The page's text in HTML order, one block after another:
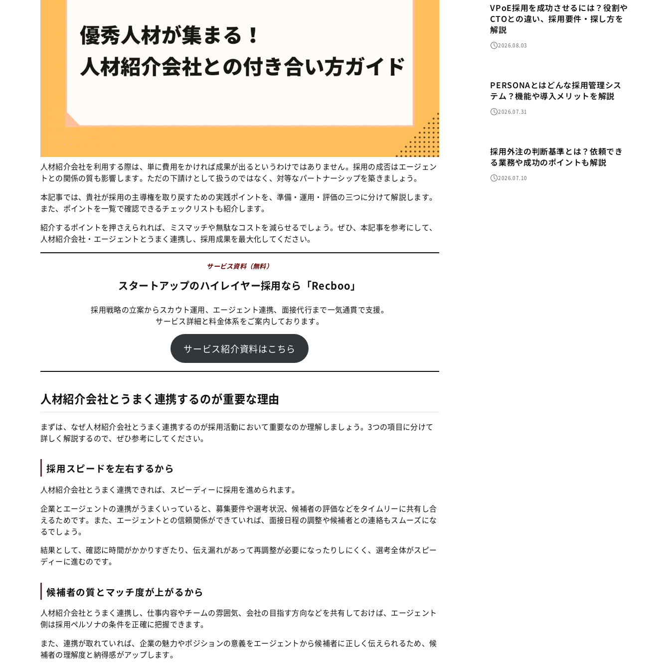
人材紹介会社を利用する際は、単に費用をかければ成果が出るというわけではありません。採用の成否はエージェン
トとの関係の質も影響します。ただの下請けとして扱うのではなく、対等なパートナーシップを築きましょう。
本記事では、貴社が採用の主導権を取り戻すための実践ポイントを、準備・運用・評価の三つに分けて解説します。
また、ポイントを一覧で確認できるチェックリストも紹介します。
紹介するポイントを押さえられれば、ミスマッチや無駄なコストを減らせるでしょう。ぜひ、本記事を参考にして、
人材紹介会社・エージェントとうまく連携し、採用成果を最大化してください。
サービス資料（無料）
スタートアップのハイレイヤー採用なら「Recboo」
採用戦略の立案からスカウト運用、エージェント連携、面接代行まで一気通貫で支援。
サービス詳細と料金体系をご案内しております。
サービス紹介資料はこちら
人材紹介会社とうまく連携するのが重要な理由
まずは、なぜ人材紹介会社とうまく連携するのが採用活動において重要なのか理解しましょう。3つの項目に分けて
詳しく解説するので、ぜひ参考にしてください。
採用スピードを左右するから
人材紹介会社とうまく連携できれば、スピーディーに採用を進められます。
企業とエージェントの連携がうまくいっていると、募集要件や選考状況、候補者の評価などをタイムリーに共有し合
えるためです。また、エージェントとの信頼関係ができていれば、面接日程の調整や候補者との連絡もスムーズにな
るでしょう。
結果として、確認に時間がかかりすぎたり、伝え漏れがあって再調整が必要になったりしにくく、選考全体がスピー
ディーに進むのです。
候補者の質とマッチ度が上がるから
人材紹介会社とうまく連携し、仕事内容やチームの雰囲気、会社の目指す方向などを共有しておけば、エージェント
側は採用ペルソナの条件を正確に把握できます。
また、連携が取れていれば、企業の魅力やポジションの意義をエージェントから候補者に正しく伝えられるため、候
補者の理解度と納得感がアップします。
VPoE採用を成功させるには？役割や
CTOとの違い、採用要件・探し方を
解説
2026.08.03
PERSONAとはどんな採用管理シス
テム？機能や導入メリットを解説
2026.07.31
採用外注の判断基準とは？依頼でき
る業務や成功のポイントも解説
2026.07.10